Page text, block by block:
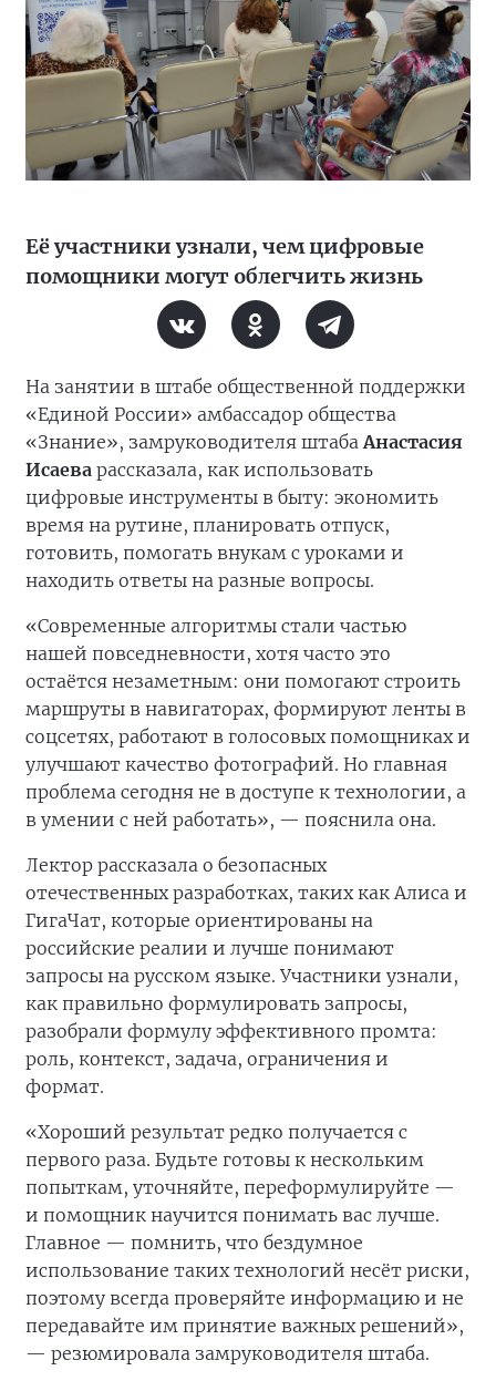
Её участники узнали, чем цифровые
помощники могут облегчить жизнь
На занятии в штабе общественной поддержки
«Единой России» амбассадор общества
«Знание», замруководителя штабаАнастасия
Исаева рассказала, как использовать
цифровые инструменты в быту: экономить
время на рутине, планировать отпуск,
готовить, помогать внукам с уроками и
находить ответы на разные вопросы.
«Современные алгоритмы стали частью
нашей повседневности, хотя часто это
остаётся незаметным: они помогают строить
маршруты в навигаторах, формируют ленты в
соцсетях, работают в голосовых помощниках и
улучшают качество фотографий. Но главная
проблема сегодня не в доступе к технологии, а
в умении с ней работать», — пояснила она.
Лектор рассказала о безопасных
отечественных разработках, таких как Алиса и
ГигаЧат, которые ориентированы на
российские реалии и лучше понимают
запросы на русском языке. Участники узнали,
как правильно формулировать запросы,
разобрали формулу эффективного промта:
роль, контекст, задача, ограничения и
формат.
«Хороший результат редко получается с
первого раза. Будьте готовы к нескольким
попыткам, уточняйте, переформулируйте —
и помощник научится понимать вас лучше.
Главное — помнить, что бездумное
использование таких технологий несёт риски,
поэтому всегда проверяйте информацию и не
передавайте им принятие важных решений»,
— резюмировала замруководителя штаба.